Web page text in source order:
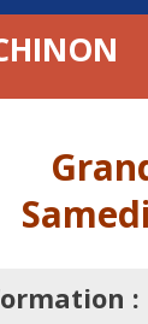
: